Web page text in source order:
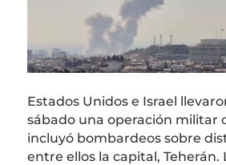
Estados Unidos e Israel
sábado una operación militar
incluyó bombardeos sobre
entre ellos la capital, Teherán.